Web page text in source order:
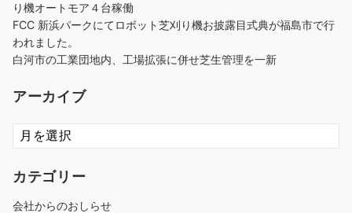
り機オートモア４台稼働
FCC 新浜パークにてロボット芝刈り機お披露目式典が福島市で行
われました。
白河市の工業団地内、工場拡張に併せ芝生管理を一新
アーカイブ
ア
ー
イ
カテゴリー
会社からのおしらせ